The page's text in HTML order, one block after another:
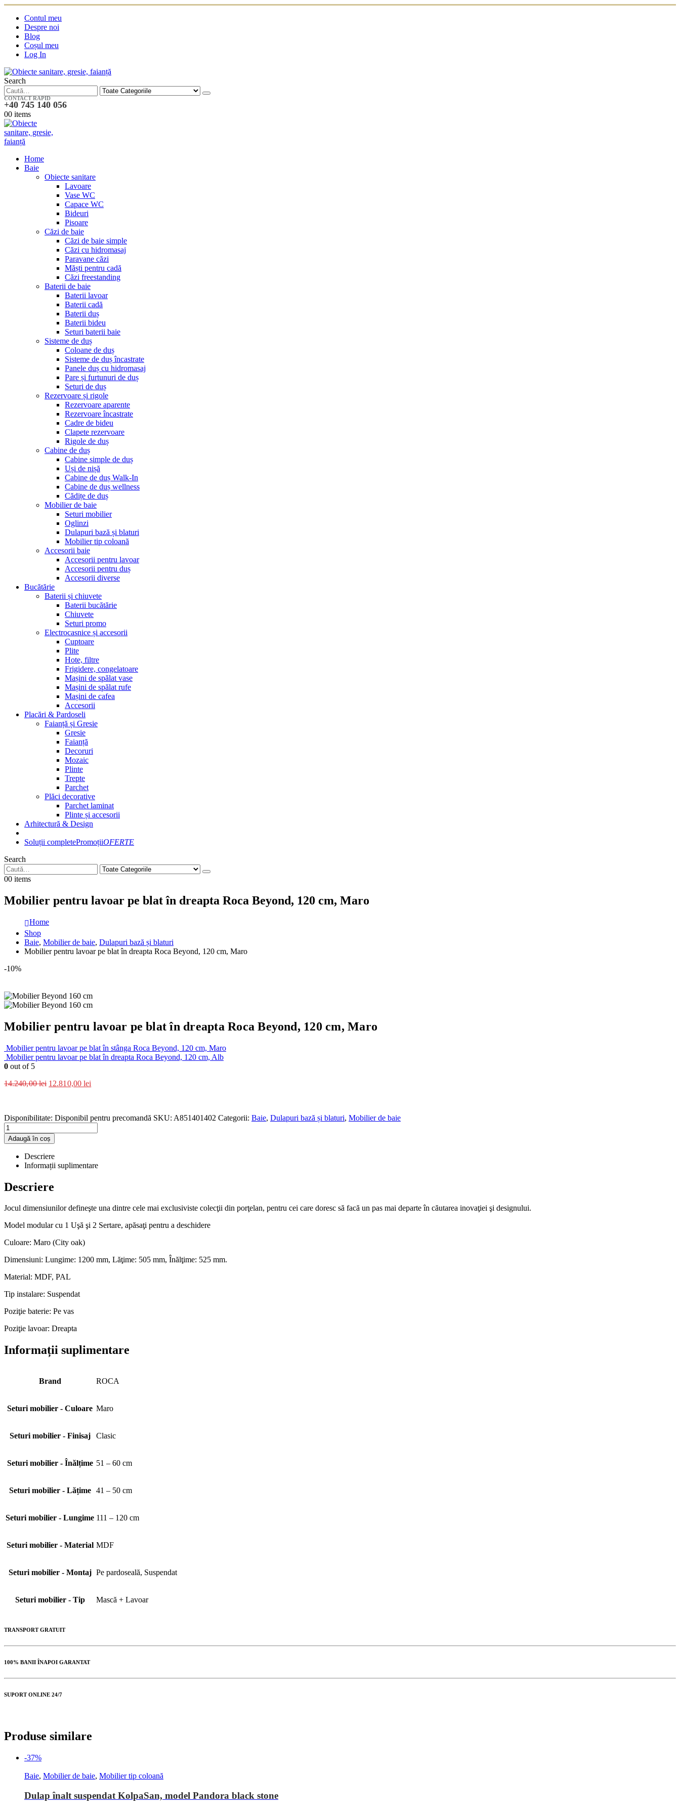
Contul meu
Despre noi
Blog
Coșul meu
Log In
Search
CONTACT RAPID
+40 745 140 056
00 items
Home
Baie
Obiecte sanitare
Lavoare
Vase WC
Capace WC
Bideuri
Pisoare
Căzi de baie
Căzi de baie simple
Căzi cu hidromasaj
Paravane căzi
Măști pentru cadă
Căzi freestanding
Baterii de baie
Baterii lavoar
Baterii cadă
Baterii duș
Baterii bideu
Seturi baterii baie
Sisteme de duș
Coloane de duș
Sisteme de duș încastrate
Panele duș cu hidromasaj
Pare și furtunuri de duș
Seturi de duș
Rezervoare și rigole
Rezervoare aparente
Rezervoare încastrate
Cadre de bideu
Clapete rezervoare
Rigole de duș
Cabine de duș
Cabine simple de duș
Uși de nișă
Cabine de duș Walk-In
Cabine de duș wellness
Cădițe de duș
Mobilier de baie
Seturi mobilier
Oglinzi
Dulapuri bază și blaturi
Mobilier tip coloană
Accesorii baie
Accesorii pentru lavoar
Accesorii pentru duș
Accesorii diverse
Bucătărie
Baterii și chiuvete
Baterii bucătărie
Chiuvete
Seturi promo
Electrocasnice și accesorii
Cuptoare
Plite
Hote, filtre
Frigidere, congelatoare
Mașini de spălat vase
Mașini de spălat rufe
Mașini de cafea
Accesorii
Placări & Pardoseli
Faianță și Gresie
Gresie
Faianță
Decoruri
Mozaic
Plinte
Trepte
Parchet
Plăci decorative
Parchet laminat
Plinte și accesorii
Arhitectură & Design
Soluții completePromoțiiOFERTE
Search
00 items
Mobilier pentru lavoar pe blat în dreapta Roca Beyond, 120 cm, Maro
Home
Shop
Baie, Mobilier de baie, Dulapuri bază și blaturi
Mobilier pentru lavoar pe blat în dreapta Roca Beyond, 120 cm, Maro
-10%
Mobilier pentru lavoar pe blat în dreapta Roca Beyond, 120 cm, Maro
Mobilier pentru lavoar pe blat în stânga Roca Beyond, 120 cm, Maro
Mobilier pentru lavoar pe blat în dreapta Roca Beyond, 120 cm, Alb
0 out of 5
14.240,00lei 12.810,00 lei
Disponibilitate: Disponibil pentru precomandă SKU: A851401402 Categorii: Baie, Dulapuri bază și blaturi, Mobilier de baie
Adaugă în coș
Descriere
Informații suplimentare
Descriere
Jocul dimensiunilor defineşte una dintre cele mai exclusiviste colecţii din porţelan, pentru cei care doresc să facă un pas mai departe în căutarea inovaţiei şi designului.
Model modular cu 1 Uşă şi 2 Sertare, apăsaţi pentru a deschidere
Culoare: Maro (City oak)
Dimensiuni: Lungime: 1200 mm, Lăţime: 505 mm, Înălţime: 525 mm.
Material: MDF, PAL
Tip instalare: Suspendat
Poziţie baterie: Pe vas
Poziţie lavoar: Dreapta
Informații suplimentare
Brand ROCA
Seturi mobilier - Culoare Maro
Seturi mobilier - Finisaj Clasic
Seturi mobilier - Înălțime 51 – 60 cm
Seturi mobilier - Lățime 41 – 50 cm
Seturi mobilier - Lungime 111 – 120 cm
Seturi mobilier - Material MDF
Seturi mobilier - Montaj Pe pardoseală, Suspendat
Seturi mobilier - Tip Mască + Lavoar
TRANSPORT GRATUIT
100% BANII ÎNAPOI GARANTAT
SUPORT ONLINE 24/7
Produse similare
-37%
Baie, Mobilier de baie, Mobilier tip coloană
Dulap înalt suspendat KolpaSan, model Pandora black stone